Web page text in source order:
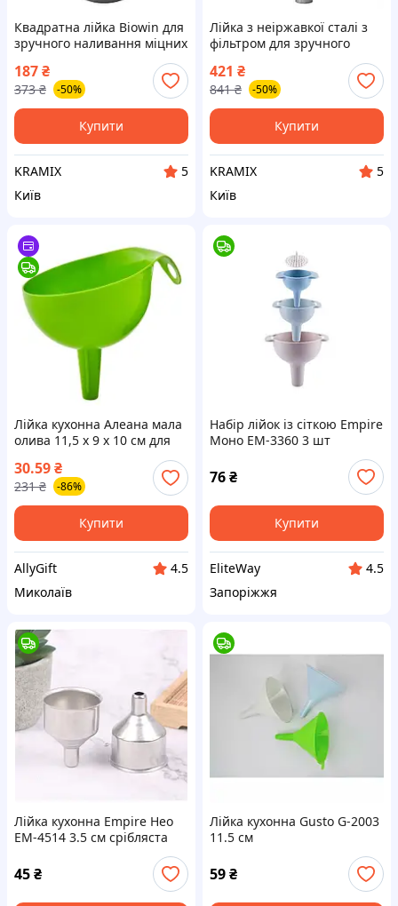
Квадратна лійка Biowin для
зручного наливання міцних
187₴
373 ₴ -50%
Купити
KRAMIX
5
Київ
Лійка з неіржавкої сталі з
фільтром для зручного
наливання міцних напоїв і
настоянок
421 ₴
841 ₴ -50%
Купити
KRAMIX
5
Київ
Лійка кухонна Алеана мала
олива 11,5 х 9 х 10 см для
30.59₴
231 ₴ -86%
Купити
AllyGift
4.5
Миколаїв
Набір лійок із сіткою Empire
Моно EM-3360 3 шт
76₴
Купити
EliteWay
4.5
Запоріжжя
Лійка кухонна Empire Нео
EM-4514 3.5 см срібляста
45₴
Лійка кухонна Gusto G-2003
11.5 см
59₴